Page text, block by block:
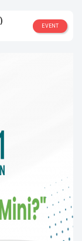
ke level nasional
anggota
sahabat, teman,
EVENT